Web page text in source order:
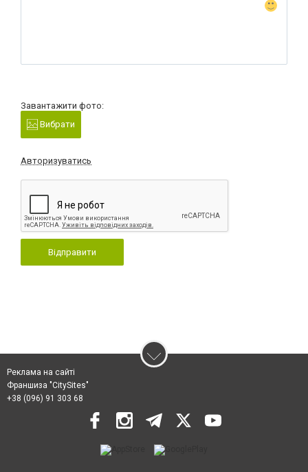
Завантажити фото:
Вибрати
Авторизуватись
Відправити
Реклама на сайті
Франшиза "CitySites"
+38 (096) 91 303 68